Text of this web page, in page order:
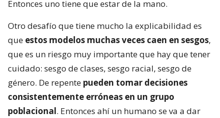
Entonces uno tiene que estar de la mano.
Otro desafío que tiene mucho la explicabilidad es
que estos modelos muchas veces caen en sesgos,
que es un riesgo muy importante que hay que tener
cuidado: sesgo de clases, sesgo racial, sesgo de
género. De repente pueden tomar decisiones
consistentemente erróneas en un grupo
poblacional. Entonces ahí un humano se va a dar